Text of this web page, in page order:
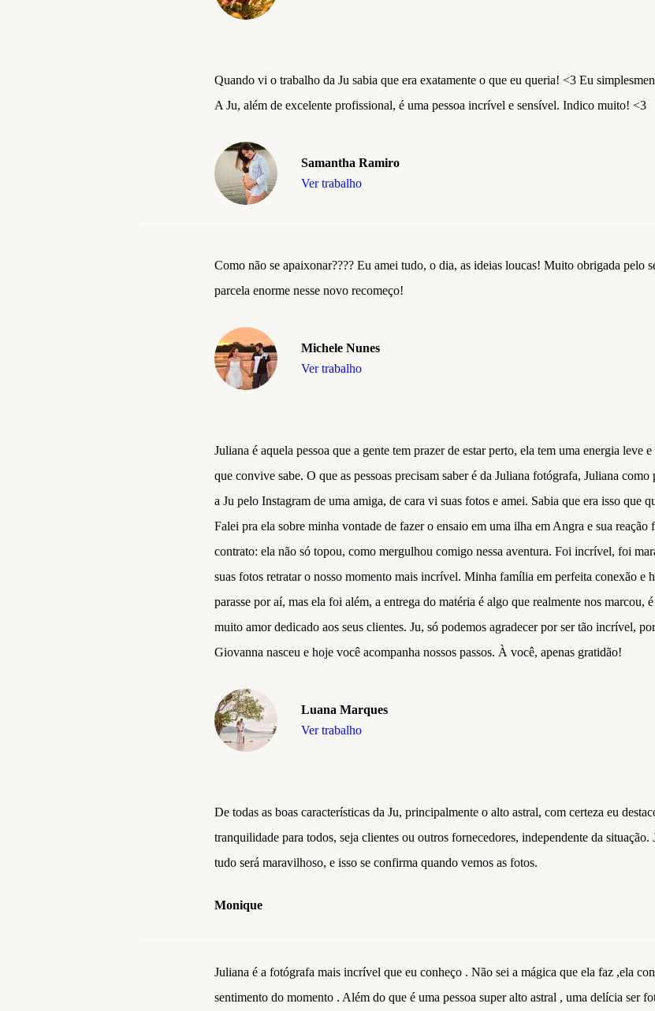
Quando vi o trabalho da Ju sabia que era exatamente o que eu queria! <3 Eu
A Ju, além de excelente profissional, é uma pessoa incrível e sensível. Indico muito! <3
Samantha Ramiro
Ver trabalho
Como não se apaixonar???? Eu amei tudo, o dia, as ideias loucas! Muito obrigada pelo
parcela enorme nesse novo recomeço!
Michele Nunes
Ver trabalho
Juliana é aquela pessoa que a gente tem prazer de estar perto, ela tem uma energia leve
que convive sabe. O que as pessoas precisam saber é da Juliana fotógrafa, Juliana
a Ju pelo Instagram de uma amiga, de cara vi suas fotos e amei. Sabia que era isso que
Falei pra ela sobre minha vontade de fazer o ensaio em uma ilha em Angra e sua
contrato: ela não só topou, como mergulhou comigo nessa aventura. Foi incrível, foi
suas fotos retratar o nosso momento mais incrível. Minha família em perfeita conexão e
parasse por aí, mas ela foi além, a entrega do matéria é algo que realmente nos marcou,
muito amor dedicado aos seus clientes. Ju, só podemos agradecer por ser tão incrível,
Giovanna nasceu e hoje você acompanha nossos passos. À você, apenas gratidão!
Luana Marques
Ver trabalho
De todas as boas características da Ju, principalmente o alto astral, com certeza eu
tranquilidade para todos, seja clientes ou outros fornecedores, independente da situação.
tudo será maravilhoso, e isso se confirma quando vemos as fotos.
Monique
Juliana é a fotógrafa mais incrível que eu conheço . Não sei a mágica que ela faz ,ela
sentimento do momento . Além do que é uma pessoa super alto astral , uma delícia ser